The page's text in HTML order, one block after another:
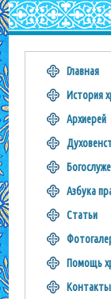
Главная
История
Архиерей
Азбука
Статьи
Помощь
Контакты